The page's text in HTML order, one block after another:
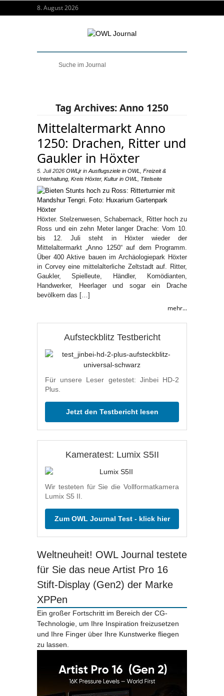
8. August 2026
Tag Archives:Anno 1250
Mittelaltermarkt Anno
1250: Drachen, Ritter und
Gaukler in Höxter
5. Juli 2026 OWLjr in Ausflugsziele in OWL
Freizeit &
Unterhaltung Kreis Höxter, Kultur in OWL Titelseite
Höxter. Stelzenwesen, Schabernack, Ritter hoch zu
Ross und ein zehn Meter langer Drache: Vom 10.
bis 12. Juli steht in Höxter wieder der
Mittelaltermarkt „Anno 1250“ auf dem Programm.
Über 400 Aktive bauen im Archäologiepark Höxter
in Corvey eine mittelalterliche Zeltstadt auf. Ritter,
Gaukler, Spielleute, Händler, Komödianten,
Handwerker, Heerlager und sogar ein Drache
bevölkern das […]
mehr...
Aufsteckblitz Testbericht
Für unsere Leser getestet: Jinbei HD-2
Plus.
Jetzt den Testbericht lesen
Kameratest: Lumix S5II
Wir testeten für Sie die Vollformatkamera
Lumix S5 II.
Zum OWL Journal Test - klick hier
Weltneuheit! OWL Journal testete
für Sie das neue Artist Pro 16
Stift-Display (Gen2) der Marke
XPPen
Ein großer Fortschritt im Bereich der CG-
Technologie, um Ihre Inspiration freizusetzen
und Ihre Finger über Ihre Kunstwerke fliegen
zu lassen.